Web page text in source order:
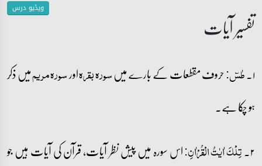
ویڈیو درس تفسیر آیات
۱۔ طٰسٓ:حروف مقطعات کے بارے میںسورہ بقرہاورسورہ مریممیں ذکر
ہو چکا ہے۔
۲۔ تِلۡکَ اٰیٰتُ الۡقُرۡاٰنِ:اس سورہ میں پیش نظر آیات، قرآن کی آیات ہیں جو